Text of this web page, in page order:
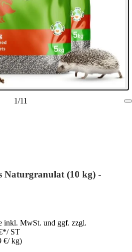
1/11
Naturgranulat (10 kg) -
inkl. MwSt. und ggf. zzgl.
*/ ST
€/ kg)